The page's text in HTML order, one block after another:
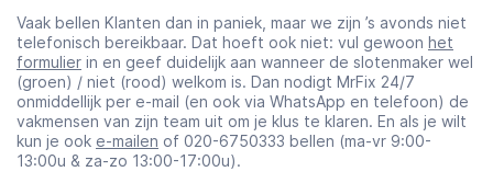
Vaak bellen Klanten dan in paniek, maar we zijn ’s avonds niet
telefonisch bereikbaar. Dat hoeft ook niet: vul gewoon het
formulier in en geef duidelijk aan wanneer de slotenmaker wel
(groen) / niet (rood) welkom is. Dan nodigt MrFix 24/7
onmiddellijk per e-mail (en ook via WhatsApp en telefoon) de
vakmensen van zijn team uit om je klus te klaren. En als je wilt
kun je ook e-mailen of 020-6750333 bellen (ma-vr 9:00-
13:00u & za-zo 13:00-17:00u).